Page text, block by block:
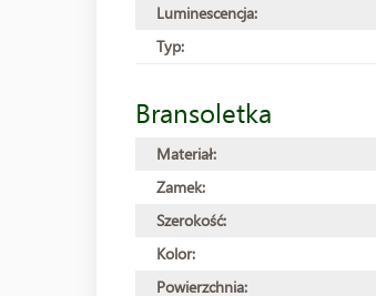
Luminescencja:
Typ:
Bransoletka
Materiał:
Zamek:
Szerokość:
Kolor:
Powierzchnia: